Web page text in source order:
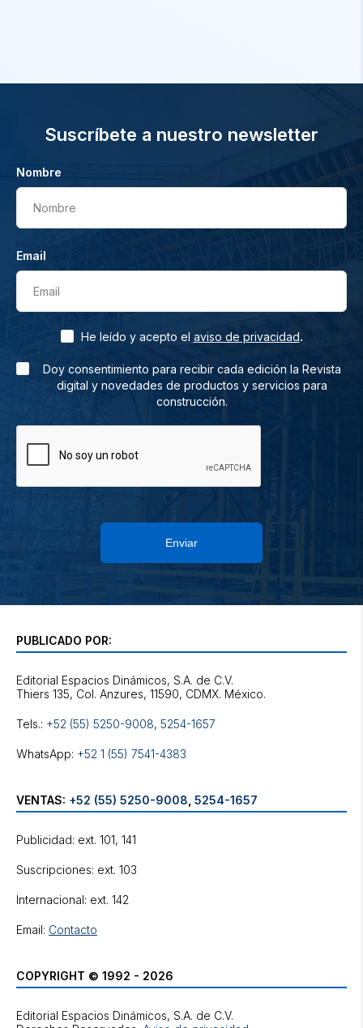
Suscríbete a nuestro newsletter
Nombre
Nombre
Email
Email
He leído y acepto el aviso de privacidad.
Doy consentimiento para recibir cada edición la Revista
digital y novedades de productos y servicios para
construcción.
Enviar
PUBLICADO POR:
Editorial Espacios Dinámicos, S.A. de C.V.
Tels.: +52 (55) 5250-9008, 5254-1657
WhatsApp: +52 1 (55) 7541-4383
VENTAS: +52 (55) 5250-9008 5254-1657
Publicidad: ext. 101, 141
Suscripciones: ext. 103
Internacional: ext. 142
Email: Contacto
COPYRIGHT © 1992 - 2026
Editorial Espacios Dinámicos, S.A. de C.V.